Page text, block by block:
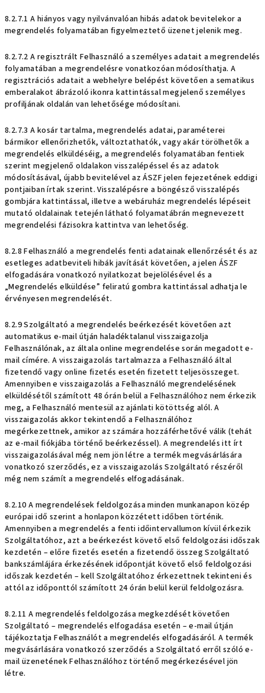
8.2.7.1 A hiányos vagy nyilvánvalóan hibás adatok bevitelekor a
megrendelés folyamatában figyelmeztető üzenet jelenik meg.
8.2.7.2 A regisztrált Felhasználó a személyes adatait a megrendelés
folyamatában a megrendelésre vonatkozóan módosíthatja. A
regisztrációs adatait a webhelyre belépést követően a sematikus
emberalakot ábrázoló ikonra kattintással megjelenő személyes
profiljának oldalán van lehetősége módosítani.
8.2.7.3 A kosár tartalma, megrendelés adatai, paraméterei
bármikor ellenőrizhetők, változtathatók, vagy akár törölhetők a
megrendelés elküldéséig, a megrendelés folyamatában fentiek
szerint megjelenő oldalakon visszalépéssel és az adatok
módosításával, újabb bevitelével az ÁSZF jelen fejezetének eddigi
pontjaiban írtak szerint. Visszalépésre a böngésző visszalépés
gombjára kattintással, illetve a webáruház megrendelés lépéseit
mutató oldalainak tetején látható folyamatábrán megnevezett
megrendelési fázisokra kattintva van lehetőség.
8.2.8 Felhasználó a megrendelés fenti adatainak ellenőrzését és az
esetleges adatbeviteli hibák javítását követően, a jelen ÁSZF
elfogadására vonatkozó nyilatkozat bejelölésével és a
„Megrendelés elküldése” feliratú gombra kattintással adhatja le
érvényesen megrendelését.
8.2.9 Szolgáltató a megrendelés beérkezését követően azt
automatikus e-mail útján haladéktalanul visszaigazolja
Felhasználónak, az általa online megrendelése során megadott e-
mail címére. A visszaigazolás tartalmazza a Felhasználó által
fizetendő vagy online fizetés esetén fizetett teljesösszeget.
Amennyiben e visszaigazolás a Felhasználó megrendelésének
elküldésétől számított 48 órán belül a Felhasználóhoz nem érkezik
meg, a Felhasználó mentesül az ajánlati kötöttség alól. A
visszaigazolás akkor tekintendő a Felhasználóhoz
megérkezettnek, amikor az számára hozzáférhetővé válik (tehát
az e-mail fiókjába történő beérkezéssel). A megrendelés itt írt
visszaigazolásával még nem jön létre a termék megvásárlására
vonatkozó szerződés, ez a visszaigazolás Szolgáltató részéről
még nem számít a megrendelés elfogadásának.
8.2.10 A megrendelések feldolgozása minden munkanapon közép
európai idő szerint a honlapon közzétett időben történik.
Amennyiben a megrendelés a fenti időintervallumon kívül érkezik
Szolgáltatóhoz, azt a beérkezést követő első feldolgozási időszak
kezdetén – előre fizetés esetén a fizetendő összeg Szolgáltató
bankszámlájára érkezésének időpontját követő első feldolgozási
időszak kezdetén – kell Szolgáltatóhoz érkezettnek tekinteni és
attól az időponttól számított 24 órán belül kerül feldolgozásra.
8.2.11 A megrendelés feldolgozása megkezdését követően
Szolgáltató – megrendelés elfogadása esetén – e-mail útján
tájékoztatja Felhasználót a megrendelés elfogadásáról. A termék
megvásárlására vonatkozó szerződés a Szolgáltató erről szóló e-
mail üzenetének Felhasználóhoz történő megérkezésével jön
létre.